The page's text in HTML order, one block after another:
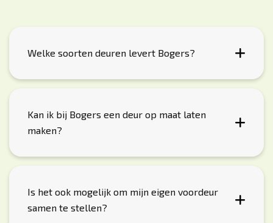
Welke soorten deuren levert Bogers?
Kan ik bij Bogers een deur op maat laten
maken?
Is het ook mogelijk om mijn eigen voordeur
samen te stellen?